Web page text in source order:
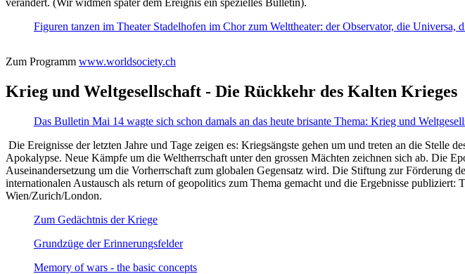
Figuren tanzen im Theater Stadelhofen im Chor zum Welttheater: der Observator, die Universa,
Zum Programm www.worldsociety.ch
Krieg und Weltgesellschaft - Die Rückkehr des Kalten Krieges
Das Bulletin Mai 14 wagte sich schon damals an das heute brisante Thema: Krieg und
Die Ereignisse der letzten Jahre und Tage zeigen es: Kriegsängste gehen um und treten an die
Apokalypse. Neue Kämpfe um die Weltherrschaft unter den grossen Mächten zeichnen sich ab. Die
Auseinandersetzung um die Vorherrschaft zum globalen Gegensatz wird. Die Stiftung zur Förderung
internationalen Austausch als return of geopolitics zum Thema gemacht und die Ergebnisse
Wien/Zurich/London.
Zum Gedächtnis der Kriege
Grundzüge der Erinnerungsfelder
Memory of wars - the basic concepts